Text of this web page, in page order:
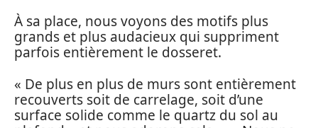
À sa place, nous voyons des motifs plus
grands et plus audacieux qui suppriment
parfois entièrement le dosseret.
« De plus en plus de murs sont entièrement
recouverts soit de carrelage, soit d’une
surface solide comme le quartz du sol au